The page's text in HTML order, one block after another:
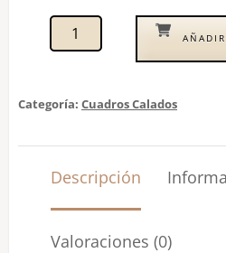
Categoría: Cuadros Calados
Descripción
Valoraciones (0)